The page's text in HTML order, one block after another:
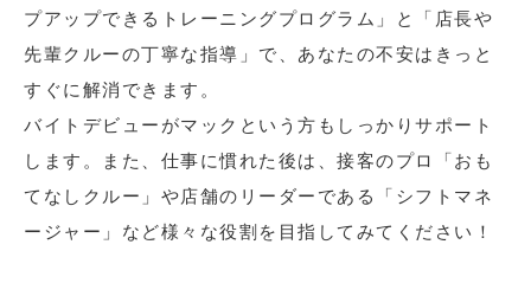
プアップできるトレーニングプログラム」と「店長や
先輩クルーの丁寧な指導」で、あなたの不安はきっと
すぐに解消できます。
バイトデビューがマックという方もしっかりサポート
します。また、仕事に慣れた後は、接客のプロ「おも
てなしクルー」や店舗のリーダーである「シフトマネ
ージャー」など様々な役割を目指してみてください！